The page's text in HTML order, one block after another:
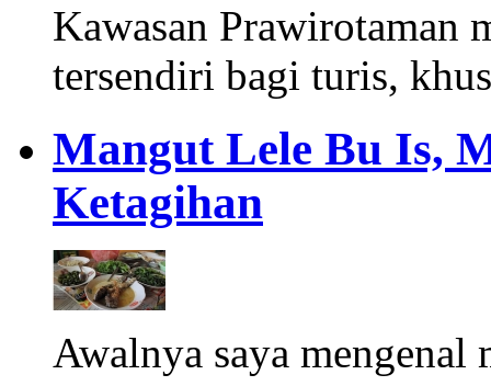
Kawasan Prawirotaman
tersendiri bagi turis,
Mangut Lele Bu Is,
Ketagihan
Awalnya saya mengenal